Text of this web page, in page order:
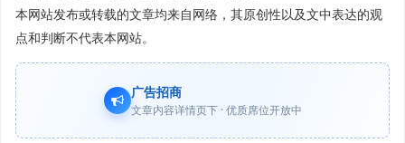
本网站发布或转载的文章均来自网络，其原创性以及文中表达的观
点和判断不代表本网站。
广告招商
文章内容详情页下 · 优质席位开放中